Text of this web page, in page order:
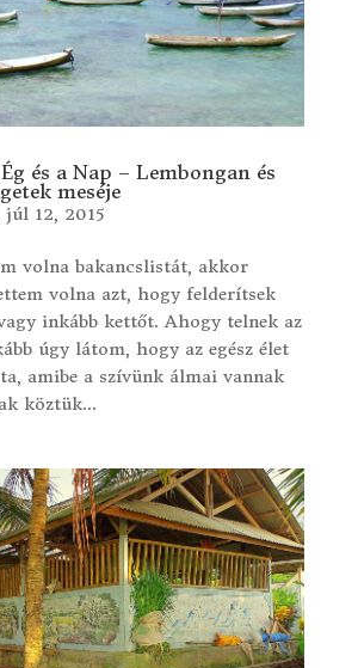
és a Nap – Lembongan és
meséje
júl 12, 2015
volna bakancslistát, akkor
volna azt, hogy felderítsek
inkább kettőt. Ahogy telnek az
úgy látom, hogy az egész élet
amibe a szívünk álmai vannak
köztük...